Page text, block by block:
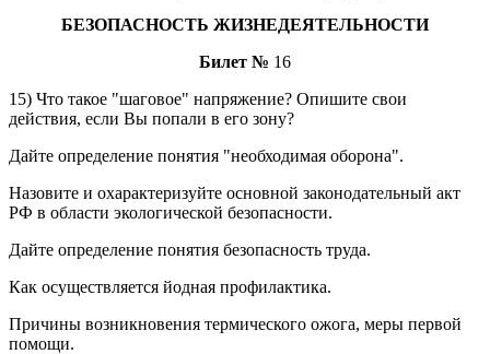
БЕЗОПАСНОСТЬ ЖИЗНЕДЕЯТЕЛЬНОСТИ
Билет № 16
15) Что такое "шаговое" напряжение? Опишите свои
действия, если Вы попали в его зону?
Дайте определение понятия "необходимая оборона".
Назовите и охарактеризуйте основной законодательный акт
РФ в области экологической безопасности.
Дайте определение понятия безопасность труда.
Как осуществляется йодная профилактика.
Причины возникновения термического ожога, меры первой
помощи.